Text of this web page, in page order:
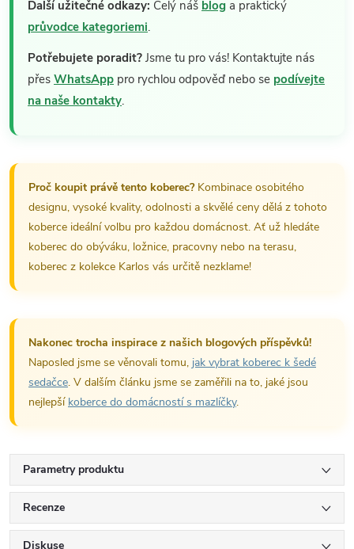
Další užitečné odkazy: Celý náš blog a praktický
průvodce kategoriemi.
Potřebujete poradit? Jsme tu pro vás! Kontaktujte nás
přes WhatsApp pro rychlou odpověď nebo se podívejte
na naše kontakty.
Proč koupit právě tento koberec?Kombinace osobitého
designu, vysoké kvality, odolnosti a skvělé ceny dělá z tohoto
koberce ideální volbu pro každou domácnost. Ať už hledáte
koberec do obýváku, ložnice, pracovny nebo na terasu,
koberec z kolekce Karlos vás určitě nezklame!
Nakonec trocha inspirace z našich blogových příspěvků!
Naposled jsme se věnovali tomu, jak vybrat koberec k šedé
sedačce. V dalším článku jsme se zaměřili na to, jaké jsou
nejlepší koberce do domácností s mazlíčky.
Parametry produktu
Recenze
Diskuse